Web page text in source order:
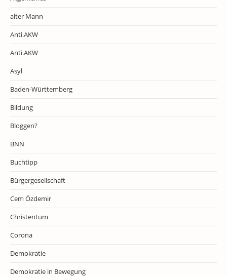
alter Mann
Anti.AKW
Anti.AKW
Asyl
Baden-Württemberg
Bildung
Bloggen?
BNN
Buchtipp
Bürgergesellschaft
Cem Özdemir
Christentum
Corona
Demokratie
Demokratie in Bewegung